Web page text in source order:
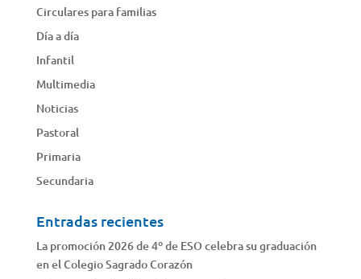
Circulares para familias
Día a día
Infantil
Multimedia
Noticias
Pastoral
Primaria
Secundaria
Entradas recientes
La promoción 2026 de 4º de ESO celebra su graduación
en el Colegio Sagrado Corazón